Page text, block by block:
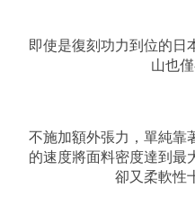
即使是復刻功力到位的日
山也僅
不施加額外張力，單純靠
的速度將面料密度達到最
卻又柔軟性